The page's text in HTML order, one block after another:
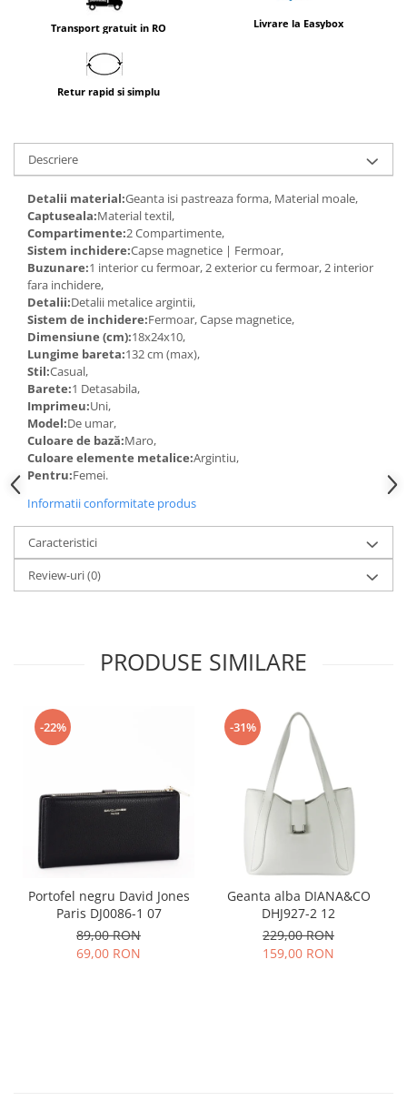
Transport gratuit in RO Livrare la Easybox
Retur rapid si simplu
Descriere
Detalii material:Geanta isi pastreaza forma, Material moale,
Captuseala:Material textil,
Compartimente:2 Compartimente,
Sistem inchidere:Capse magnetice | Fermoar,
Buzunare:1 interior cu fermoar, 2 exterior cu fermoar, 2 interior
fara inchidere,
Detalii:Detalii metalice argintii,
Sistem de inchidere:Fermoar, Capse magnetice,
Dimensiune (cm):18x24x10,
Lungime bareta:132 cm (max),
Stil:Casual,
Barete:1 Detasabila,
Imprimeu:Uni,
Model:De umar,
Culoare de bază:Maro,
Culoare elemente metalice:Argintiu,
Pentru:Femei.
Informatii conformitate produs
Caracteristici
Review-uri(0)
PRODUSE SIMILARE
-22%
Portofel negru David Jones
Paris DJ0086-1 07
89,00 RON
69,00 RON
-31%
Geanta alba DIANA&CO
DHJ927-2 12
229,00 RON
159,00 RON